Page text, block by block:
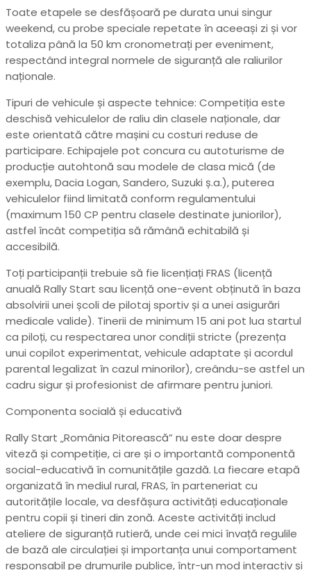
Toate etapele se desfășoară pe durata unui singur
weekend, cu probe speciale repetate în aceeași zi și vor
totaliza până la 50 km cronometrați per eveniment,
respectând integral normele de siguranță ale raliurilor
naționale.
Tipuri de vehicule și aspecte tehnice: Competiția este
deschisă vehiculelor de raliu din clasele naționale, dar
este orientată către mașini cu costuri reduse de
participare. Echipajele pot concura cu autoturisme de
producție autohtonă sau modele de clasa mică (de
exemplu, Dacia Logan, Sandero, Suzuki ș.a.), puterea
vehiculelor fiind limitată conform regulamentului
(maximum 150 CP pentru clasele destinate juniorilor),
astfel încât competiția să rămână echitabilă și
accesibilă.
Toți participanții trebuie să fie licențiați FRAS (licență
anuală Rally Start sau licență one-event obținută în baza
absolvirii unei școli de pilotaj sportiv și a unei asigurări
medicale valide). Tinerii de minimum 15 ani pot lua startul
ca piloți, cu respectarea unor condiții stricte (prezența
unui copilot experimentat, vehicule adaptate și acordul
parental legalizat în cazul minorilor), creându-se astfel un
cadru sigur și profesionist de afirmare pentru juniori.
Componenta socială și educativă
Rally Start „România Pitorească” nu este doar despre
viteză și competiție, ci are și o importantă componentă
social-educativă în comunitățile gazdă. La fiecare etapă
organizată în mediul rural, FRAS, în parteneriat cu
autoritățile locale, va desfășura activități educaționale
pentru copii și tineri din zonă. Aceste activități includ
ateliere de siguranță rutieră, unde cei mici învață regulile
de bază ale circulației și importanța unui comportament
responsabil pe drumurile publice, într-un mod interactiv și